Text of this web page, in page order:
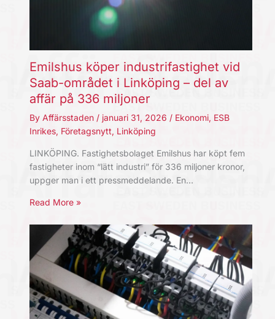
Emilshus köper industrifastighet vid
Saab-området i Linköping – del av
affär på 336 miljoner
By Affärsstaden / januari 31, 2026 / Ekonomi, ESB
Inrikes, Företagsnytt, Linköping
LINKÖPING. Fastighetsbolaget Emilshus har köpt fem
fastigheter inom “lätt industri” för 336 miljoner kronor,
uppger man i ett pressmeddelande. En…
Read More »